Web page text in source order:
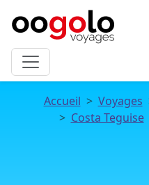
Accueil Voyages
Costa Teguise